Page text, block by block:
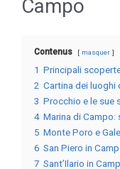
Campo
Contenus masquer
1 Principali
2 Cartina dei luoghi
3 Procchio e le sue
4 Marina di
5 Monte Poro e
6 San Piero in
7 Sant’Ilario in